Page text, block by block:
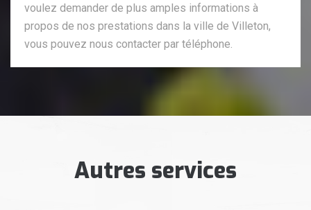
voulez demander de plus amples informations à
propos de nos prestations dans la ville de Villeton,
vous pouvez nous contacter par téléphone.
Autres services